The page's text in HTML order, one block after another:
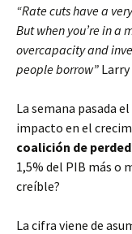
“Rate cuts have a
But when you’re in a
overcapacity and
people borrow”
La semana pasada
impacto en el
coalición de
1,5% del PIB más o
creíble?
La cifra viene de